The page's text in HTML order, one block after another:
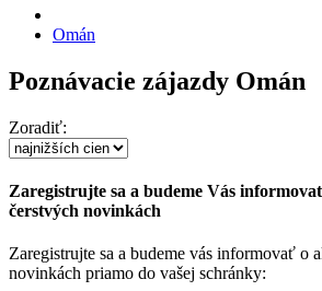
Omán
Poznávacie zájazdy Omán
Zoradiť:
Zaregistrujte sa a budeme Vás
čerstvých novinkách
Zaregistrujte sa a budeme vás informovať o
novinkách priamo do vašej schránky: